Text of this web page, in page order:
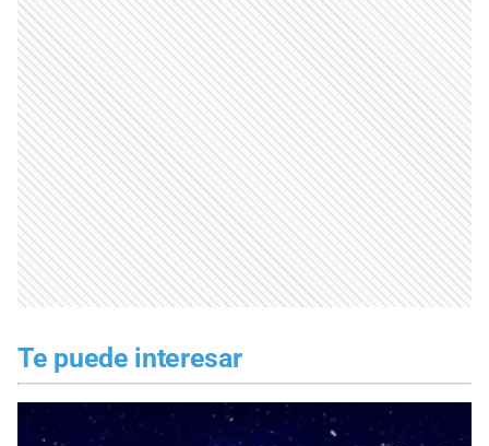
Te puede interesar